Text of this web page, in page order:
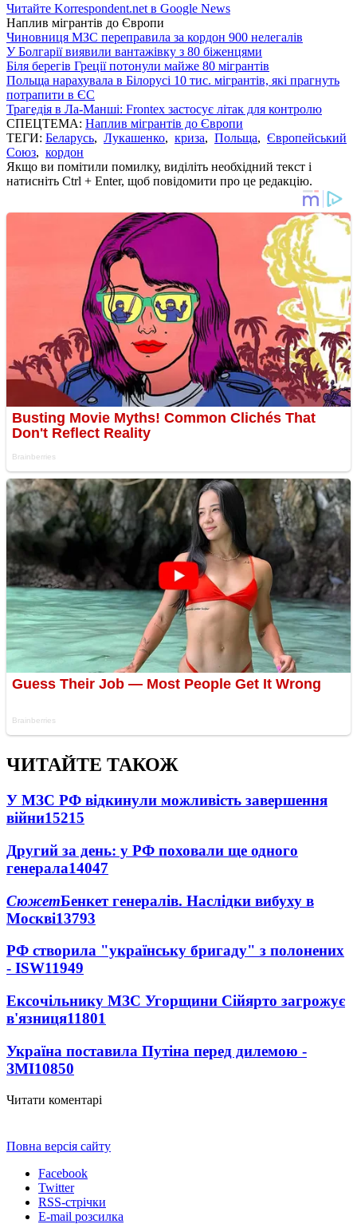
Читайте Korrespondent.net в Google News
Наплив мігрантів до Європи
Чиновниця МЗС переправила за кордон 900 нелегалів
У Болгарії виявили вантажівку з 80 біженцями
Біля берегів Греції потонули майже 80 мігрантів
Польща нарахувала в Білорусі 10 тис. мігрантів, які прагнуть
потрапити в ЄС
Трагедія в Ла-Манші: Frontex застосує літак для контролю
СПЕЦТЕМА: Наплив мігрантів до Європи
ТЕГИ: Беларусь, Лукашенко, криза, Польща, Європейський
Союз, кордон
Якщо ви помітили помилку, виділіть необхідний текст і
натисніть Ctrl + Enter, щоб повідомити про це редакцію.
ЧИТАЙТЕ ТАКОЖ
У МЗС РФ відкинули можливість завершення
війни15215
Другий за день: у РФ поховали ще одного
генерала14047
СюжетБенкет генералів. Наслідки вибуху в
Москві13793
РФ створила "українську бригаду" з полонених
- ISW11949
Ексочільнику МЗС Угорщини Сійярто загрожує
в'язниця11801
Україна поставила Путіна перед дилемою -
ЗМІ10850
Читати коментарі
Повна версія сайту
Facebook
Twitter
RSS-стрічки
E-mail розсилка